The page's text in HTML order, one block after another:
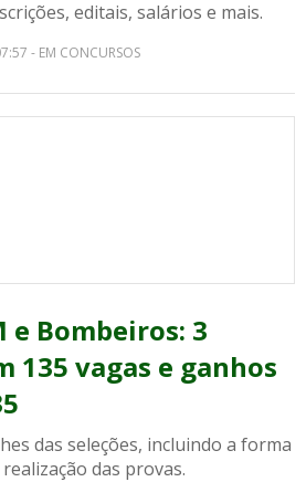
editais, salários e mais.
- EM CONCURSOS
e Bombeiros: 3
135 vagas e ganhos
das seleções, incluindo a forma
das provas.